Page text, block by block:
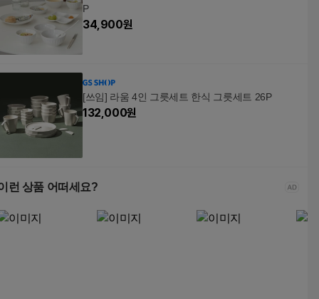
P
34,900원
[쓰임] 라움 4인 그릇세트 한식 그릇세트 26P
132,000원
런 상품 어떠세요?